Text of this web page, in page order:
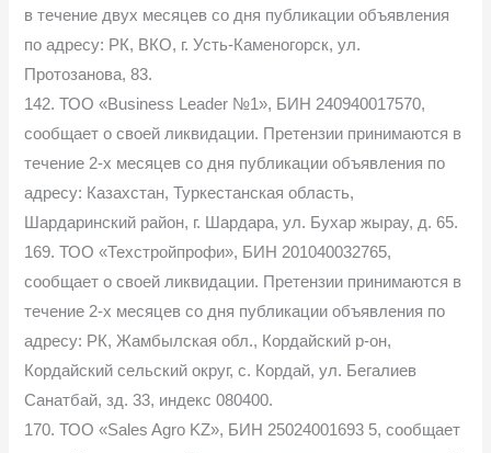
в течение двух месяцев со дня публикации объявления
по адресу: РК, ВКО, г. Усть-Каменогорск, ул.
Протозанова, 83.
142. ТОО «Business Leader №1», БИН 240940017570,
сообщает о своей ликвидации. Претензии принимаются в
течение 2-х месяцев со дня публикации объявления по
адресу: Казахстан, Туркестанская область,
Шардаринский район, г. Шардара, ул. Бухар жырау, д. 65.
169. ТОО «Техстройпрофи», БИН 201040032765,
сообщает о своей ликвидации. Претензии принимаются в
течение 2-х месяцев со дня публикации объявления по
адресу: РК, Жамбылская обл., Кордайский р-он,
Кордайский сельский округ, с. Кордай, ул. Бегалиев
Санатбай, зд. 33, индекс 080400.
170. ТОО «Sales Agro KZ», БИН 25024001693 5, сообщает